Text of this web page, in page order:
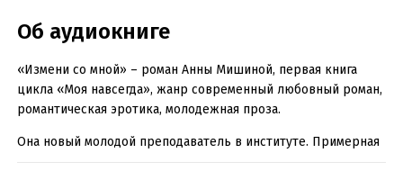
Об аудиокниге
«Измени со мной» – роман Анны Мишиной, первая книга
цикла «Моя навсегда», жанр современный любовный роман,
романтическая эротика, молодежная проза.
Она новый молодой преподаватель в институте. Примерная